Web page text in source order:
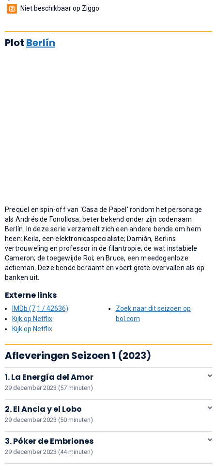
Niet beschikbaar op Ziggo
Plot Berlín
Prequel en spin-off van 'Casa de Papel' rondom het personage
als Andrés de Fonollosa, beter bekend onder zijn codenaam
Berlín. In deze serie verzamelt zich een andere bende om hem
heen: Keila, een elektronicaspecialiste; Damián, Berlins
vertrouweling en professor in de filantropie; de wat instabiele
Cameron; de toegewijde Roi; en Bruce, een meedogenloze
actieman. Deze bende beraamt en voert grote overvallen als op
banken uit.
Externe links
IMDb (7,1 / 42636)
Kijk op Netflix
Kijk op Netflix
Zoek naar dit seizoen op
bol.com
Afleveringen Seizoen 1 (2023)
1. La Energía del Amor
29 december 2023 (57 minuten)
2. El Ancla y el Lobo
29 december 2023 (50 minuten)
3. Póker de Embriones
29 december 2023 (44 minuten)